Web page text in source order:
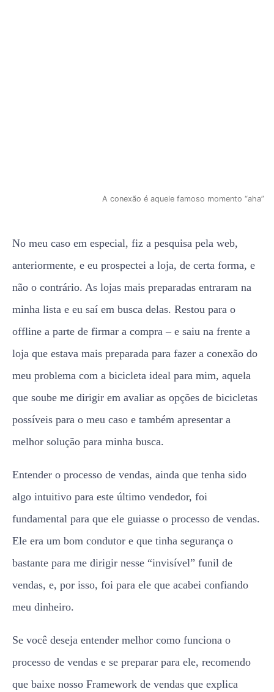
A conexão é aquele famoso momento “aha”
No meu caso em especial, fiz a pesquisa pela web,
anteriormente, e eu prospectei a loja, de certa forma, e
não o contrário. As lojas mais preparadas entraram na
minha lista e eu saí em busca delas. Restou para o
offline a parte de firmar a compra – e saiu na frente a
loja que estava mais preparada para fazer a conexão do
meu problema com a bicicleta ideal para mim, aquela
que soube me dirigir em avaliar as opções de bicicletas
possíveis para o meu caso e também apresentar a
melhor solução para minha busca.
Entender o processo de vendas, ainda que tenha sido
algo intuitivo para este último vendedor, foi
fundamental para que ele guiasse o processo de vendas.
Ele era um bom condutor e que tinha segurança o
bastante para me dirigir nesse “invisível” funil de
vendas, e, por isso, foi para ele que acabei confiando
meu dinheiro.
Se você deseja entender melhor como funciona o
processo de vendas e se preparar para ele, recomendo
que baixe nosso Framework de vendas que explica